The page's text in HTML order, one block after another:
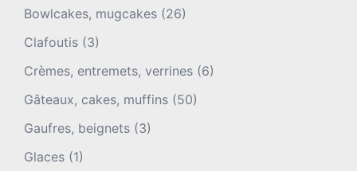
Bowlcakes, mugcakes (26)
Clafoutis (3)
Crèmes, entremets, verrines (6)
Gâteaux, cakes, muffins (50)
Gaufres, beignets (3)
Glaces (1)